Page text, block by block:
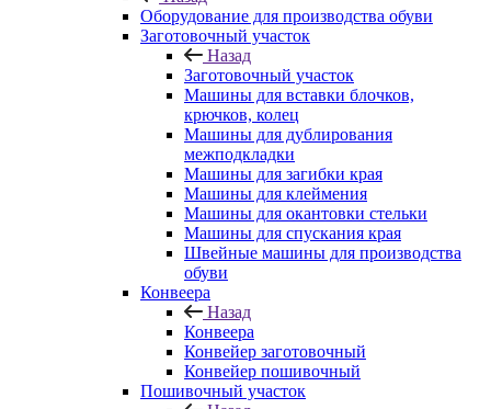
Оборудование для производства обуви
Заготовочный участок
Назад
Заготовочный участок
Машины для вставки блочков,
крючков, колец
Машины для дублирования
межподкладки
Машины для загибки края
Машины для клеймения
Машины для окантовки стельки
Машины для спускания края
Швейные машины для производства
обуви
Конвеера
Назад
Конвеера
Конвейер заготовочный
Конвейер пошивочный
Пошивочный участок